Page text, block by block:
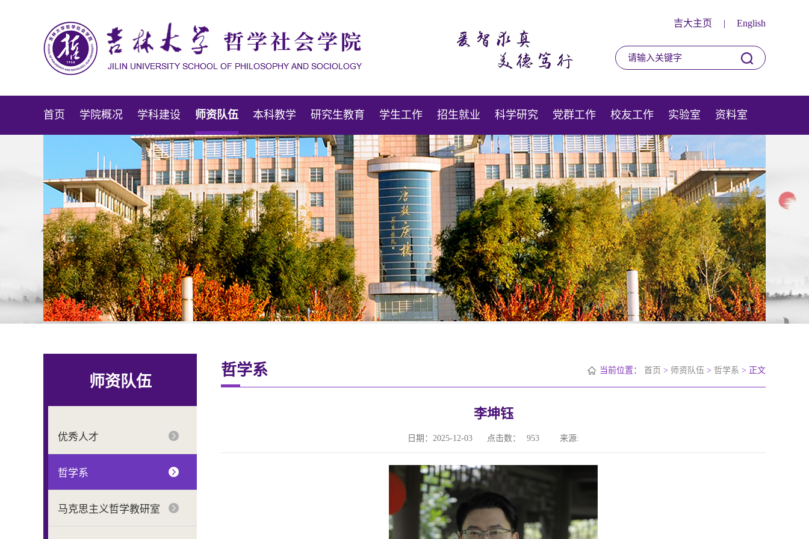
吉大主页 | English
首页 学院概况 学科建设 师资队伍 本科教学 研究生教育 学生工作 招生就业 科学研究 党群工作 校友工作 实验室 资料室
师资队伍
优秀人才
哲学系
马克思主义哲学教研室
哲学系 当前位置： 首页 > 师资队伍 > 哲学系 > 正文
李坤钰
日期：2025-12-03 点击数： 953 来源: